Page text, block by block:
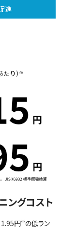
進
ングコスト
1.95円※の低ラン